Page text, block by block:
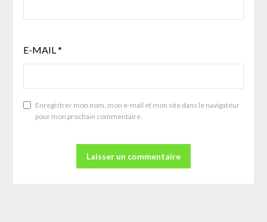
E-MAIL *
Enregistrer mon nom, mon e-mail et mon site dans le navigateur
pour mon prochain commentaire.